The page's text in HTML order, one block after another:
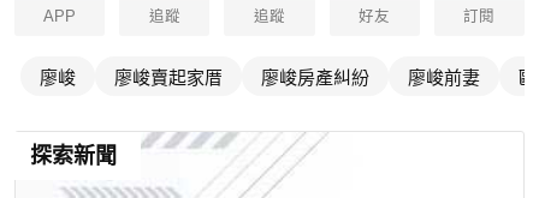
APP 追蹤 追蹤 好友 訂閱
廖峻 廖峻賣起家厝 廖峻房產糾紛 廖峻前妻
探索新聞